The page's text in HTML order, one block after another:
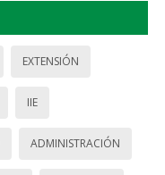
EXTENSIÓN
IIE
ADMINISTRACIÓN